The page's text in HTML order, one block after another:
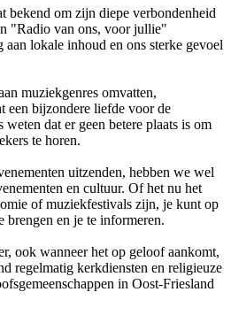
bekend om zijn diepe verbondenheid
"Radio van ons, voor jullie"
lokale inhoud en ons sterke gevoel
muziekgenres omvatten,
een bijzondere liefde voor de
dat er geen betere plaats is om
te horen.
uitzenden, hebben we wel
en cultuur. Of het nu het
of muziekfestivals zijn, je kunt op
brengen en je te informeren.
ook wanneer het op geloof aankomt,
regelmatig kerkdiensten en religieuze
in Oost-Friesland